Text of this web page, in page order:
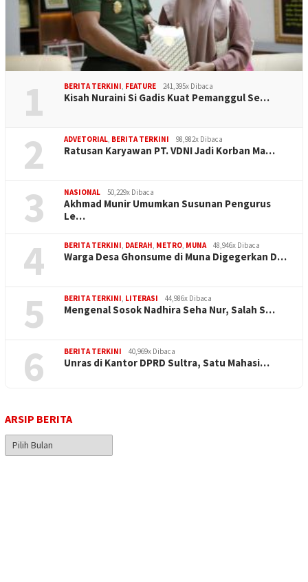
1 BERITA TERKINI, FEATURE 241,395x Dibaca
Kisah Nuraini Si Gadis Kuat Pemanggul Se…
2 ADVETORIAL, BERITA TERKINI 98,982x Dibaca
Ratusan Karyawan PT. VDNI Jadi Korban Ma…
3 NASIONAL 50,229x Dibaca
Akhmad Munir Umumkan Susunan Pengurus
Le…
4 BERITA TERKINI, DAERAH, METRO, MUNA 48,946x Dibaca
Warga Desa Ghonsume di Muna Digegerkan D…
5 BERITA TERKINI, LITERASI 44,986x Dibaca
Mengenal Sosok Nadhira Seha Nur, Salah S…
6 BERITA TERKINI 40,969x Dibaca
Unras di Kantor DPRD Sultra, Satu Mahasi…
ARSIP BERITA
Arsip
Berita